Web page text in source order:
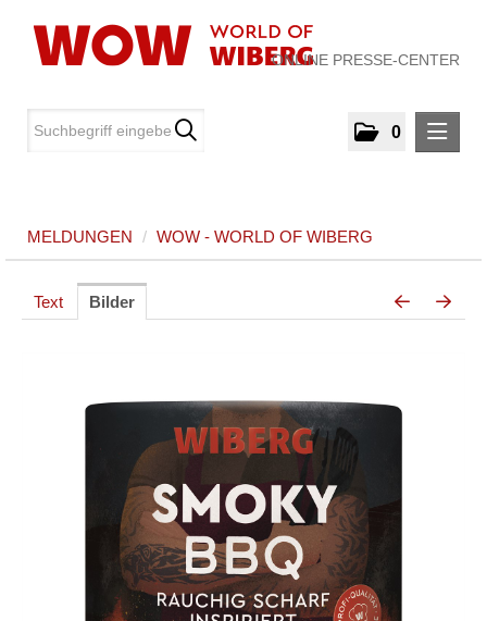
ONLINE PRESSE-CENTER
0
WOW - World of WIBERG
MEDIA
KONTAKT
MELDUNGEN / WOW - WORLD OF WIBERG
Text Bilder